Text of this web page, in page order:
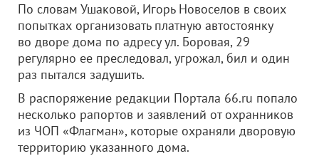
По словам Ушаковой, Игорь Новоселов в своих
попытках организовать платную автостоянку
во дворе дома по адресу ул. Боровая, 29
регулярно ее преследовал, угрожал, бил и один
раз пытался задушить.
В распоряжение редакции Портала 66.ru попало
несколько рапортов и заявлений от охранников
из ЧОП «Флагман», которые охраняли дворовую
территорию указанного дома.